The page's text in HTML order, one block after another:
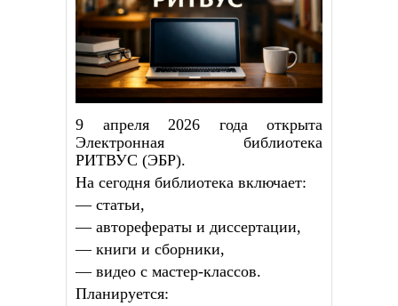
9 апреля 2026 года открыта
Электронная библиотека
РИТВУС (ЭБР).
На сегодня библиотека включает:
— статьи,
— авторефераты и диссертации,
— книги и сборники,
— видео с мастер-классов.
Планируется: